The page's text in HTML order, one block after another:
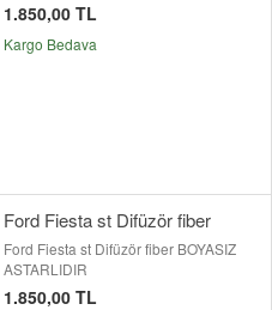
1.850,00 TL
Kargo Bedava
Ford Fiesta st Difüzör fiber
Ford Fiesta st Difüzör fiber BOYASIZ
ASTARLIDIR
1.850,00 TL